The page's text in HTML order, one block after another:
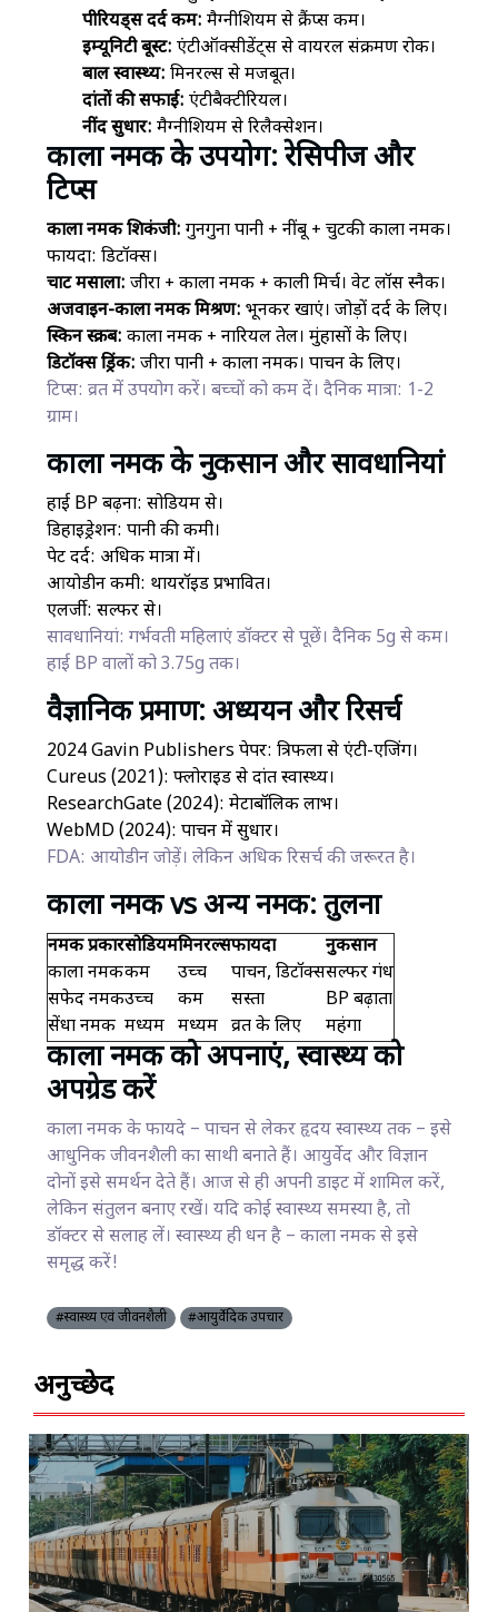
पीरियड्स दर्द कम: मैग्नीशियम से क्रैंप्स कम।
इम्यूनिटी बूस्ट: एंटीऑक्सीडेंट्स से वायरल संक्रमण रोक।
बाल स्वास्थ्य: मिनरल्स से मजबूत।
दांतों की सफाई: एंटीबैक्टीरियल।
नींद सुधार: मैग्नीशियम से रिलैक्सेशन।
काला नमक के उपयोग: रेसिपीज और
टिप्स
काला नमक शिकंजी: गुनगुना पानी + नींबू + चुटकी काला नमक।
फायदा: डिटॉक्स।
चाट मसाला: जीरा + काला नमक + काली मिर्च। वेट लॉस स्नैक।
अजवाइन-काला नमक मिश्रण: भूनकर खाएं। जोड़ों दर्द के लिए।
स्किन स्क्रब: काला नमक + नारियल तेल। मुंहासों के लिए।
डिटॉक्स ड्रिंक: जीरा पानी + काला नमक। पाचन के लिए।
टिप्स: व्रत में उपयोग करें। बच्चों को कम दें। दैनिक मात्रा: 1-2
ग्राम।
काला नमक के नुकसान और सावधानियां
हाई BP बढ़ना: सोडियम से।
डिहाइड्रेशन: पानी की कमी।
पेट दर्द: अधिक मात्रा में।
आयोडीन कमी: थायरॉइड प्रभावित।
एलर्जी: सल्फर से।
सावधानियां: गर्भवती महिलाएं डॉक्टर से पूछें। दैनिक 5g से कम।
हाई BP वालों को 3.75g तक।
वैज्ञानिक प्रमाण: अध्ययन और रिसर्च
2024 Gavin Publishers पेपर: त्रिफला से एंटी-एजिंग।
Cureus (2021): फ्लोराइड से दांत स्वास्थ्य।
ResearchGate (2024): मेटाबॉलिक लाभ।
WebMD (2024): पाचन में सुधार।
FDA: आयोडीन जोड़ें। लेकिन अधिक रिसर्च की जरूरत है।
काला नमक vs अन्य नमक: तुलना
नमक प्रकारसोडियममिनरल्सफायदा
नुकसान
काला नमककम उच्च पाचन, डिटॉक्ससल्फर गंध
सफेद नमकउच्च कम सस्ता
BP बढ़ाता
सेंधा नमक मध्यम मध्यम व्रत के लिए महंगा
काला नमक को अपनाएं, स्वास्थ्य को
अपग्रेड करें
काला नमक के फायदे – पाचन से लेकर हृदय स्वास्थ्य तक – इसे
आधुनिक जीवनशैली का साथी बनाते हैं। आयुर्वेद और विज्ञान
दोनों इसे समर्थन देते हैं। आज से ही अपनी डाइट में शामिल करें,
लेकिन संतुलन बनाए रखें। यदि कोई स्वास्थ्य समस्या है, तो
डॉक्टर से सलाह लें। स्वास्थ्य ही धन है – काला नमक से इसे
समृद्ध करें!
#स्वास्थ्य एवं जीवनशैली #आयुर्वेदिक उपचार
अनुच्छेद